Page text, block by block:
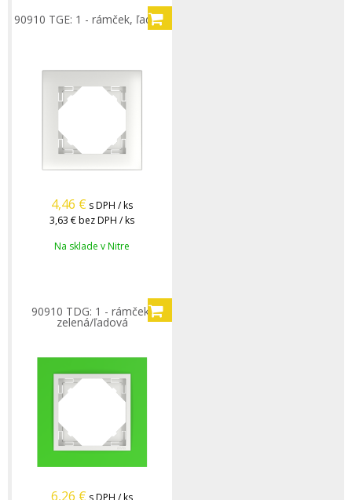
90910 TGE: 1 - rámček, ľadová
4,46 € s DPH / ks
3,63 €bez DPH / ks
Na sklade v Nitre
90910 TDG: 1 - rámček,
zelená/ľadová
6,26 € s DPH / ks